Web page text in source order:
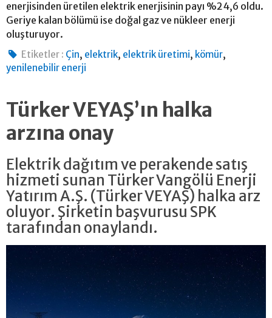
enerjisinden üretilen elektrik enerjisinin payı %24,6 oldu.
Geriye kalan bölümü ise doğal gaz ve nükleer enerji
oluşturuyor.
Etiketler : Çin, elektrik, elektrik üretimi, kömür,
yenilenebilir enerji
Türker VEYAŞ’ın halka
arzına onay
Elektrik dağıtım ve perakende satış
hizmeti sunan Türker Vangölü Enerji
Yatırım A.Ş. (Türker VEYAŞ) halka arz
oluyor. Şirketin başvurusu SPK
tarafından onaylandı.